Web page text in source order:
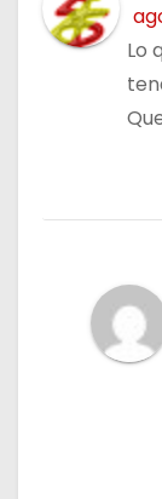
t
Lo